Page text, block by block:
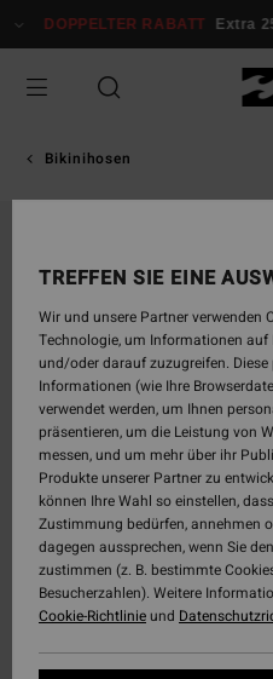
zur
springen
DOPPELTER RABATT Extra
Bikinihosen
TREFFEN SIE EINE
Wir und unsere Partner verwenden
Technologie, um Informationen auf
und/oder darauf zuzugreifen. Diese
Informationen (wie Ihre
verwendet werden, um Ihnen
präsentieren, um die Leistung von
messen, und um mehr über ihr
Produkte unserer Partner zu
können Ihre Wahl so einstellen,
Zustimmung bedürfen, annehmen
dagegen aussprechen, wenn Sie
zustimmen (z. B. bestimmte
Besucherzahlen). Weitere
Cookie-Richtlinieund